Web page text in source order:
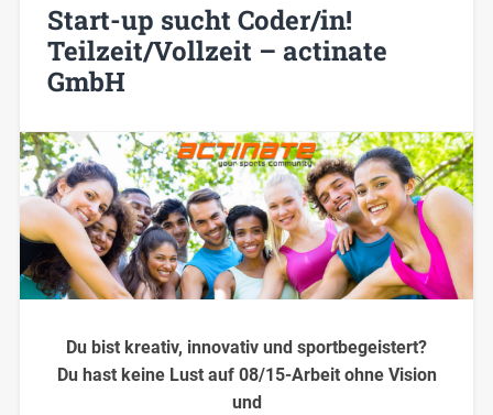
Start-up sucht Coder/in!
Teilzeit/Vollzeit – actinate
GmbH
Du bist kreativ, innovativ und sportbegeistert?
Du hast keine Lust auf 08/15-Arbeit ohne Vision
und